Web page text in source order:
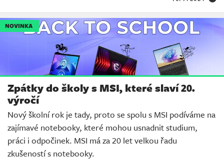
NOVINKA
Zpátky do školy s MSI, které slaví 20.
výročí
Nový školní rok je tady, proto se spolu s MSI podíváme na
zajímavé notebooky, které mohou usnadnit studium,
práci i odpočinek. MSI má za 20 let velkou řadu
zkušeností s notebooky.